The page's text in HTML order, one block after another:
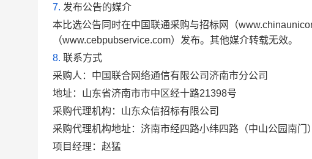
7. 发布公告的媒介
本比选公告同时在中国联通采购与招标网（
（www.cebpubservice.com）发布。其他媒介转载无效。
8. 联系方式
采购人：中国联合网络通信有限公司济南市分公司
地址：山东省济南市市中区经十路21398号
采购代理机构：山东众信招标有限公司
采购代理机构地址：济南市经四路小纬四路（中山公园南门
项目经理：赵猛